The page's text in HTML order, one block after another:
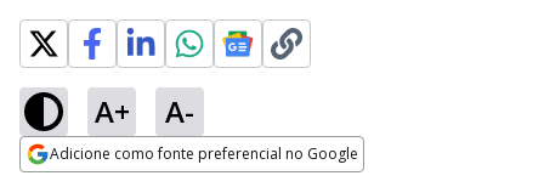
A+ A-
Adicione como fonte preferencial no Google
Ativar
Loaded
13.21%